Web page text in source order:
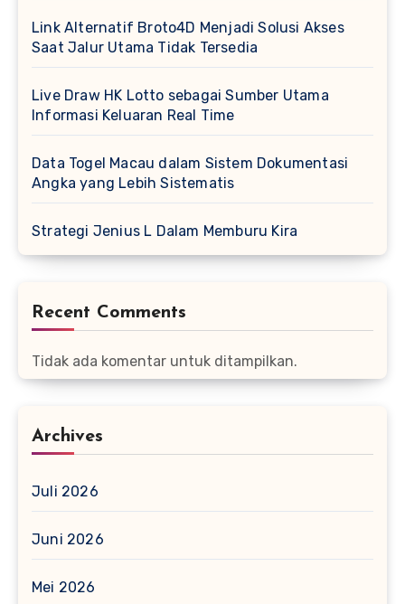
Link Alternatif Broto4D Menjadi Solusi Akses
Saat Jalur Utama Tidak Tersedia
Live Draw HK Lotto sebagai Sumber Utama
Informasi Keluaran Real Time
Data Togel Macau dalam Sistem Dokumentasi
Angka yang Lebih Sistematis
Strategi Jenius L Dalam Memburu Kira
Recent Comments
Tidak ada komentar untuk ditampilkan.
Archives
Juli 2026
Juni 2026
Mei 2026